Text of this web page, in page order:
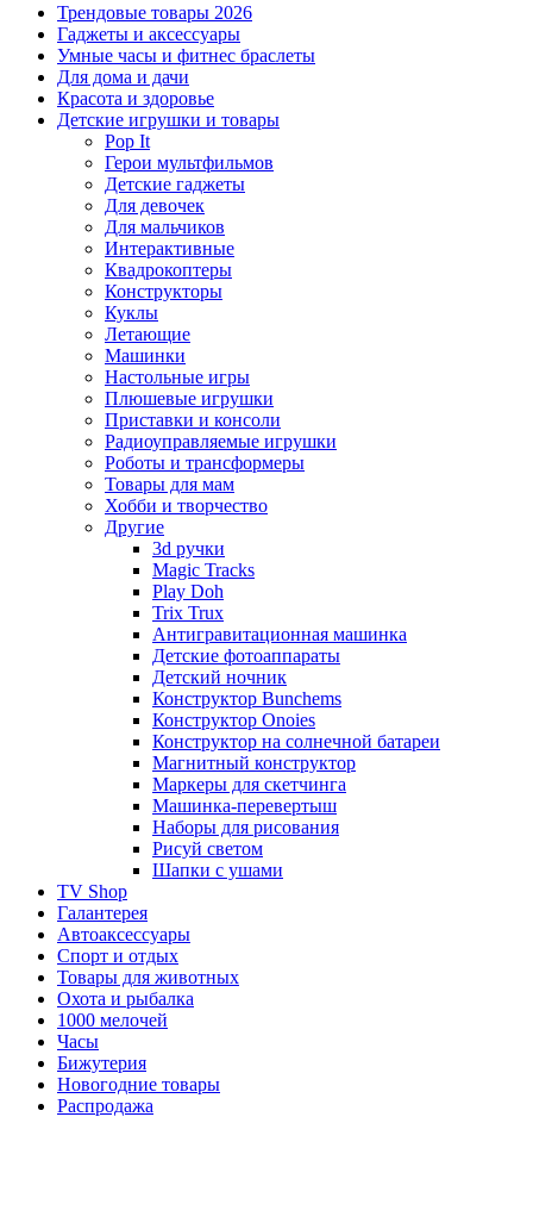
Трендовые товары 2026
Гаджеты и аксессуары
Умные часы и фитнес браслеты
Для дома и дачи
Красота и здоровье
Детские игрушки и товары
Pop It
Герои мультфильмов
Детские гаджеты
Для девочек
Для мальчиков
Интерактивные
Квадрокоптеры
Конструкторы
Куклы
Летающие
Машинки
Настольные игры
Плюшевые игрушки
Приставки и консоли
Радиоуправляемые игрушки
Роботы и трансформеры
Товары для мам
Хобби и творчество
Другие
3d ручки
Magic Tracks
Play Doh
Trix Trux
Антигравитационная машинка
Детские фотоаппараты
Детский ночник
Конструктор Bunchems
Конструктор Onoies
Конструктор на солнечной батареи
Магнитный конструктор
Маркеры для скетчинга
Машинка-перевертыш
Наборы для рисования
Рисуй светом
Шапки с ушами
TV Shop
Галантерея
Автоаксессуары
Спорт и отдых
Товары для животных
Охота и рыбалка
1000 мелочей
Часы
Бижутерия
Новогодние товары
Распродажа